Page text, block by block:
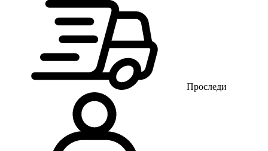
Проследи